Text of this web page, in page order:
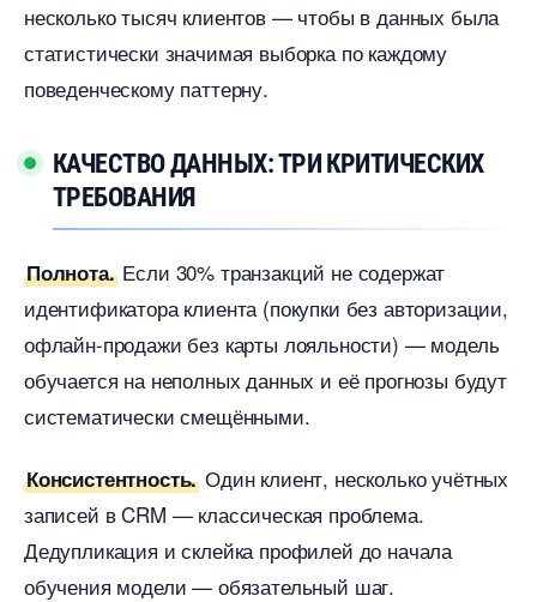
несколько тысяч клиентов — чтобы в данных была
статистически значимая выборка по каждому
поведенческому паттерну.
КАЧЕСТВО ДАННЫХ: ТРИ КРИТИЧЕСКИХ
ТРЕБОВАНИЯ
Полнота.Если 30% транзакций не содержат
идентификатора клиента (покупки без авторизации,
офлайн-продажи без карты лояльности) — модель
обучается на неполных данных и её прогнозы будут
систематически смещёнными.
Консистентность. Один клиент, несколько учётных
записей в CRM — классическая проблема.
Дедупликация и склейка профилей до начала
обучения модели — обязательный шаг.